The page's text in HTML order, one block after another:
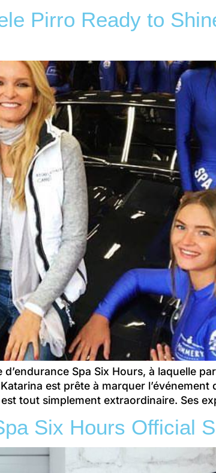
Pirro Ready to
Spa Six Hours, à laquelle
est prête à marquer l’événement
tout simplement extraordinaire. Ses
Six Hours Official